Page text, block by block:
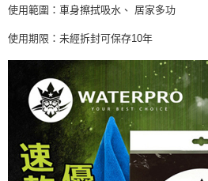
使用範圍：車身擦拭吸水、 居家多功
使用期限：未經拆封可保存10年